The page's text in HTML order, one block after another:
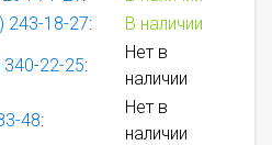
243-18-27:
В наличии
22-25:
Нет в
наличии
48:
Нет в
наличии